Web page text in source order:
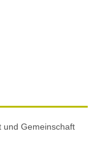
und Gemeinschaft